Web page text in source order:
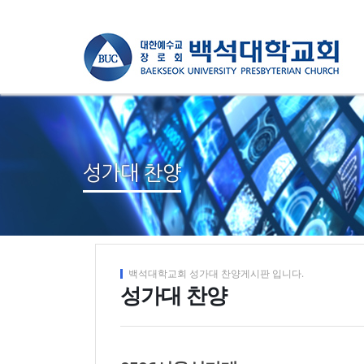
성가대 찬양
백석대학교회 성가대 찬양게시판 입니다.
성가대 찬양